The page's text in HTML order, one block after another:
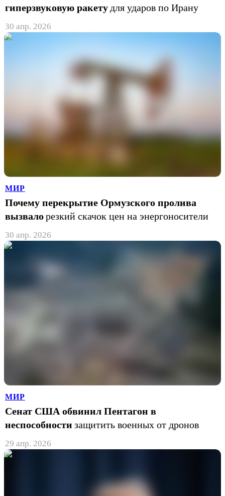
гиперзвуковую ракету для ударов по Ирану
30 апр. 2026
МИР
Почему перекрытие Ормузского пролива
вызвалорезкий скачок цен на энергоносители
30 апр. 2026
МИР
Сенат США обвинил Пентагон в
неспособности защитить военных от дронов
29 апр. 2026